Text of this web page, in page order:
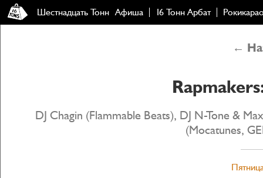
Шестнадцать Тонн Афиша 16 Тонн Арбат
←
DJ Chagin (Flammable Beats), DJ N-Tone &
(Mocatunes,